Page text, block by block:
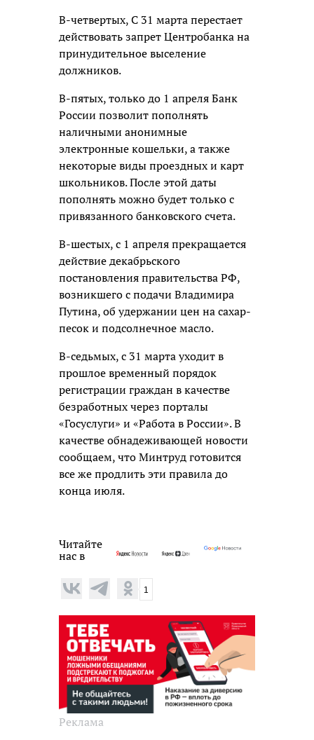
В-четвертых, С 31 марта перестает
действовать запрет Центробанка на
принудительное выселение
должников.
В-пятых, только до 1 апреля Банк
России позволит пополнять
наличными анонимные
электронные кошельки, а также
некоторые виды проездных и карт
школьников. После этой даты
пополнять можно будет только с
привязанного банковского счета.
В-шестых, с 1 апреля прекращается
действие декабрьского
постановления правительства РФ,
возникшего с подачи Владимира
Путина, об удержании цен на сахар-
песок и подсолнечное масло.
В-седьмых, с 31 марта уходит в
прошлое временный порядок
регистрации граждан в качестве
безработных через порталы
«Госуслуги» и «Работа в России». В
качестве обнадеживающей новости
сообщаем, что Минтруд готовится
все же продлить эти правила до
конца июля.
Читайте
нас в
1
Реклама